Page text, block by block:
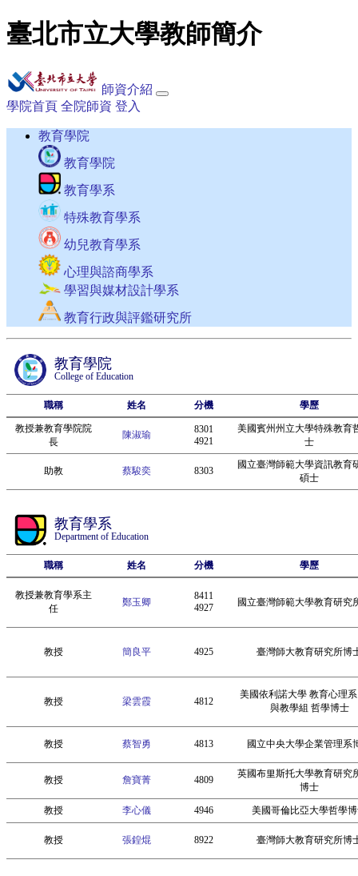
臺北市立大學教師簡介
師資介紹
學院首頁 全院師資 登入
教育學院
教育學院
教育學系
特殊教育學系
幼兒教育學系
心理與諮商學系
學習與媒材設計學系
教育行政與評鑑研究所
教育學院
College of Education
職稱 姓名 分機 學歷
教授兼教育學院院
長
陳淑瑜
8301
4921
美國賓州州立大學特殊教育
士
助教 蔡駿奕 8303
國立臺灣師範大學資訊教育
碩士
教育學系
Department of Education
職稱 姓名 分機 學歷
教授兼教育學系主
任
鄭玉卿
8411
4927
國立臺灣師範大學教育研究
教授 簡良平 4925 臺灣師大教育研究所博
教授 梁雲霞 4812
美國依利諾大學 教育心理
與教學組 哲學博士
教授 蔡智勇 4813 國立中央大學企業管理系
教授 詹寶菁 4809
英國布里斯托大學教育研究
博士
教授 李心儀 4946 美國哥倫比亞大學哲學
教授 張鍠焜 8922 臺灣師大教育研究所博